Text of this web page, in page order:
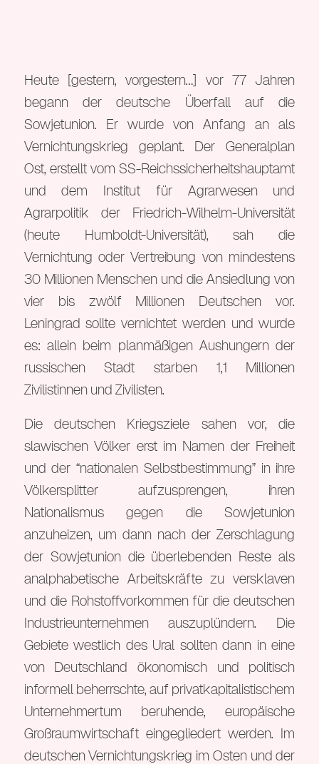
Heute [gestern, vorgestern…] vor 77 Jahren
begann der deutsche Überfall auf die
Sowjetunion. Er wurde von Anfang an als
Vernichtungskrieg geplant. Der Generalplan
Ost, erstellt vom SS-Reichssicherheitshauptamt
und dem Institut für Agrarwesen und
Agrarpolitik der Friedrich-Wilhelm-Universität
(heute Humboldt-Universität), sah die
Vernichtung oder Vertreibung von mindestens
30 Millionen Menschen und die Ansiedlung von
vier bis zwölf Millionen Deutschen vor.
Leningrad sollte vernichtet werden und wurde
es: allein beim planmäßigen Aushungern der
russischen Stadt starben 1,1 Millionen
Zivilistinnen und Zivilisten.
Die deutschen Kriegsziele sahen vor, die
slawischen Völker erst im Namen der Freiheit
und der “nationalen Selbstbestimmung” in ihre
Völkersplitter aufzusprengen, ihren
Nationalismus gegen die Sowjetunion
anzuheizen, um dann nach der Zerschlagung
der Sowjetunion die überlebenden Reste als
analphabetische Arbeitskräfte zu versklaven
und die Rohstoffvorkommen für die deutschen
Industrieunternehmen auszuplündern. Die
Gebiete westlich des Ural sollten dann in eine
von Deutschland ökonomisch und politisch
informell beherrschte, auf privatkapitalistischem
Unternehmertum beruhende, europäische
Großraumwirtschaft eingegliedert werden. Im
deutschen Vernichtungskrieg im Osten und der